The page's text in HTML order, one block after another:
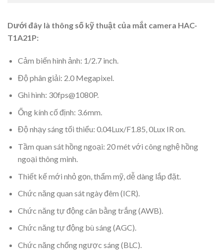
Dưới đây là thông số kỹ thuật của mắt camera HAC-
T1A21P:
Cảm biến hình ảnh: 1/2.7 inch.
Độ phân giải: 2.0 Megapixel.
Ghi hình: 30fps@1080P.
Ống kính cố định: 3.6mm.
Độ nhạy sáng tối thiểu: 0.04Lux/F1.85, 0Lux IR on.
Tầm quan sát hồng ngoại: 20 mét với công nghệ hồng
ngoại thông minh.
Thiết kế mới nhỏ gọn, thẩm mỹ, dễ dàng lắp đặt.
Chức năng quan sát ngày đêm (ICR).
Chức năng tự động cân bằng trắng (AWB).
Chức năng tự động bù sáng (AGC).
Chức năng chống ngược sáng (BLC).